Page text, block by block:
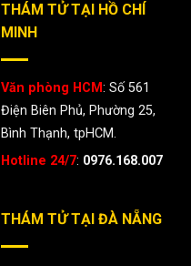
THÁM TỬ TẠI HỒ CHÍ
MINH
Văn phòng HCM: Số 561
Điện Biên Phủ, Phường 25,
Bình Thạnh, tpHCM.
Hotline 24/7: 0976.168.007
THÁM TỬ TẠI ĐÀ NẴNG